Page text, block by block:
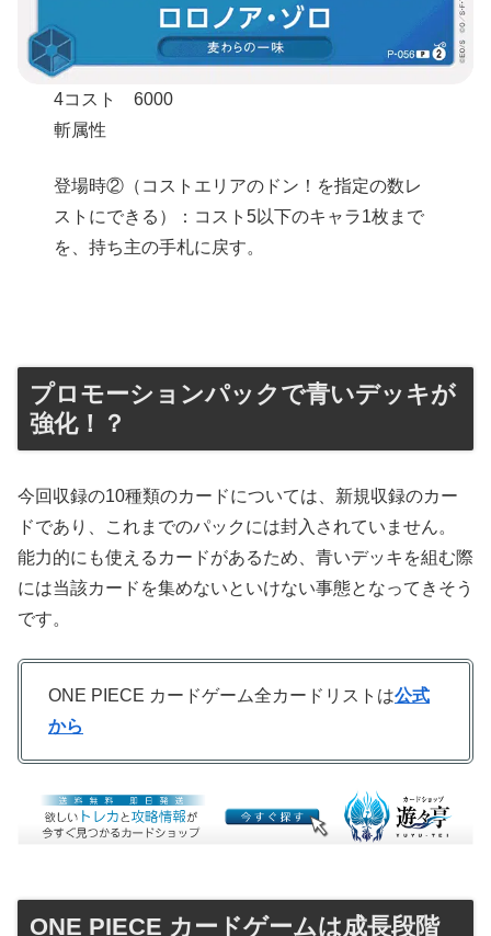
4コスト 6000
斬属性
登場時②（コストエリアのドン！を指定の数レ
ストにできる）：コスト5以下のキャラ1枚まで
を、持ち主の手札に戻す。
プロモーションパックで青いデッキが
強化！？
今回収録の10種類のカードについては、新規収録のカー
ドであり、これまでのパックには封入されていません。
能力的にも使えるカードがあるため、青いデッキを組む際
には当該カードを集めないといけない事態となってきそう
です。
ONE PIECE カードゲーム全カードリストは公式
から
ONE PIECE カードゲームは成長段階